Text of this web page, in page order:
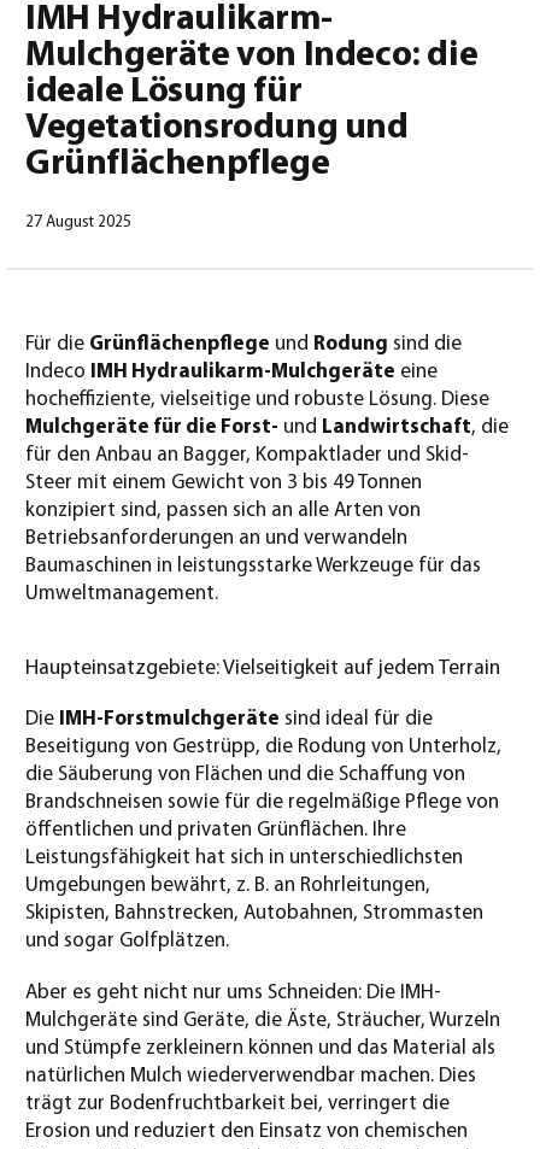
Deutsch( Deutsch)
IMH Hydraulikarm-
Mulchgeräte von Indeco: die
ideale Lösung für
Vegetationsrodung und
Grünflächenpflege
27 August 2025
Für die Grünflächenpflege und Rodung sind die
Indeco
IMH Hydraulikarm-Mulchgeräte eine
hocheffiziente, vielseitige und robuste Lösung. Diese
Mulchgeräte für die Forst- und Landwirtschaft, die
für den Anbau an Bagger, Kompaktlader und Skid-
Steer mit einem Gewicht von 3 bis 49 Tonnen
konzipiert sind, passen sich an alle Arten von
Betriebsanforderungen an und verwandeln
Baumaschinen in leistungsstarke Werkzeuge für das
Umweltmanagement.
Haupteinsatzgebiete: Vielseitigkeit auf jedem Terrain
Die IMH-Forstmulchgeräte sind ideal für die
Beseitigung von Gestrüpp, die Rodung von Unterholz,
die Säuberung von Flächen und die Schaffung von
Brandschneisen sowie für die regelmäßige Pflege von
öffentlichen und privaten Grünflächen. Ihre
Leistungsfähigkeit hat sich in unterschiedlichsten
Umgebungen bewährt, z. B. an Rohrleitungen,
Skipisten, Bahnstrecken, Autobahnen, Strommasten
und sogar Golfplätzen.
Aber es geht nicht nur ums Schneiden: Die IMH-
Mulchgeräte sind Geräte, die Äste, Sträucher, Wurzeln
und Stümpfe zerkleinern können und das Material als
natürlichen Mulch wiederverwendbar machen. Dies
trägt zur Bodenfruchtbarkeit bei, verringert die
Erosion und reduziert den Einsatz von chemischen